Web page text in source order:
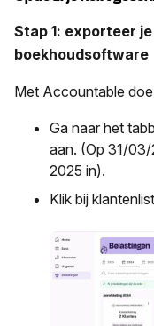
Stap 1: exporteer
boekhoudsoftware
Met Accountable
Ga naar het
aan. (Op 31/
2025 in).
Klik bij